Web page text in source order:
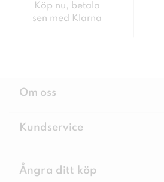
Köp nu, betala
sen med Klarna
Om oss
Kundservice
Ångra ditt köp